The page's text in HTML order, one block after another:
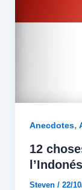
Anecdotes,
12
Steven / 22/